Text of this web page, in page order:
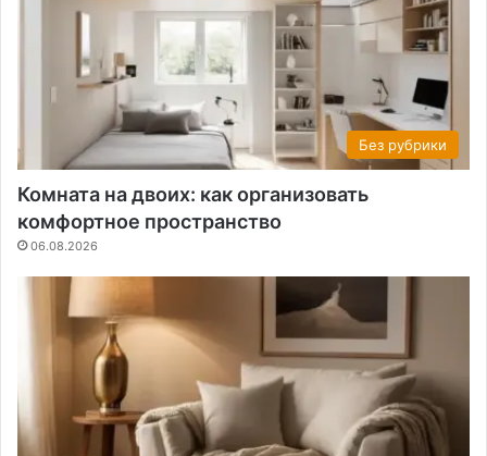
Без рубрики
Комната на двоих: как организовать
комфортное пространство
06.08.2026